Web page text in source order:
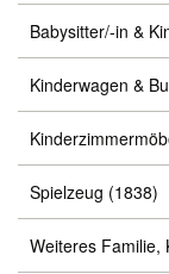
Babysitter/-in &
Kinderwagen &
Spielzeug (1838)
Weiteres Familie,